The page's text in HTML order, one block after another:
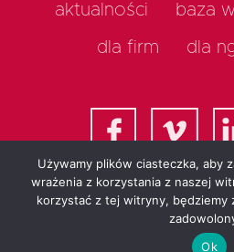
aktualności baza
dla firm dla
All rights reserved
Używamy plików ciasteczka, aby
wrażenia z korzystania z naszej
korzystać z tej witryny, będziemy
Ok